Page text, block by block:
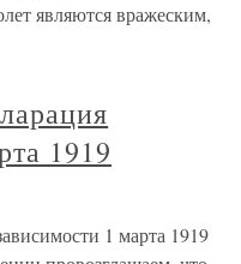
являются вражеским,
1919
1 марта 1919